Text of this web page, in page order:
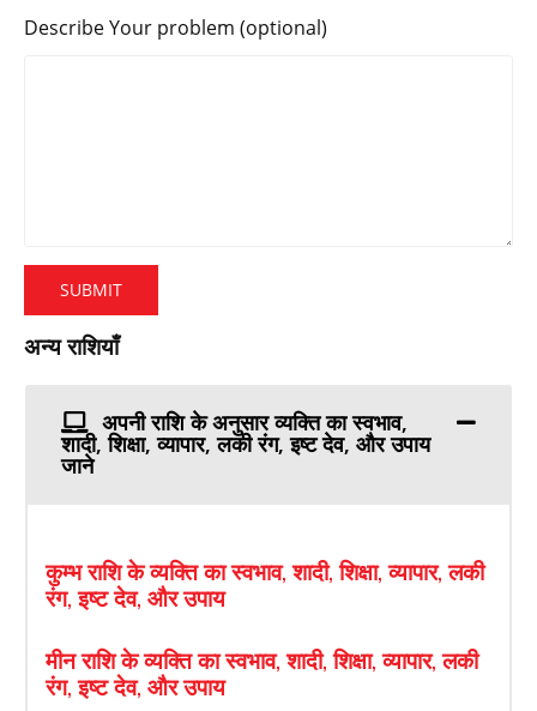
Describe Your problem (optional)
अन्य राशियाँ
अपनी राशि के अनुसार व्यक्ति का स्वभाव,
शादी, शिक्षा, व्यापार, लकी रंग, इष्ट देव, और उपाय
जाने
कुम्भ राशि के व्यक्ति का स्वभाव, शादी, शिक्षा, व्यापार, लकी
रंग, इष्ट देव, और उपाय
मीन राशि के व्यक्ति का स्वभाव, शादी, शिक्षा, व्यापार, लकी
रंग, इष्ट देव, और उपाय